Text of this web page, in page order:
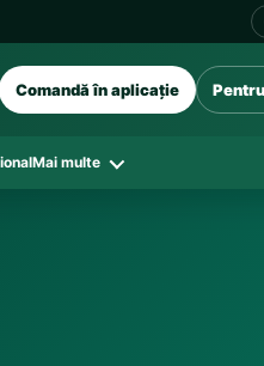
Comandă în aplicație
Mai multe